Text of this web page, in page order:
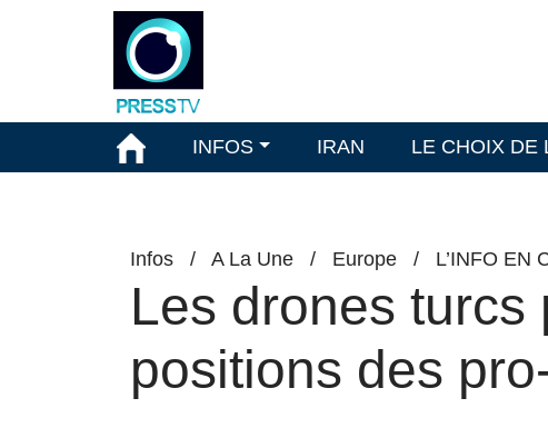
INFOS IRAN LE CHOIX DE
Infos / A La Une / Europe / L’INFO EN
Les drones turcs
positions des